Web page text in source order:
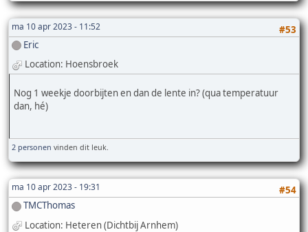
ma 10 apr 2023 - 11:52
#53
Eric
Location: Hoensbroek
Nog 1 weekje doorbijten en dan de lente in? (qua temperatuur
dan, hé)
2 personen vinden dit leuk.
ma 10 apr 2023 - 19:31
#54
TMCThomas
Location: Heteren (Dichtbij Arnhem)